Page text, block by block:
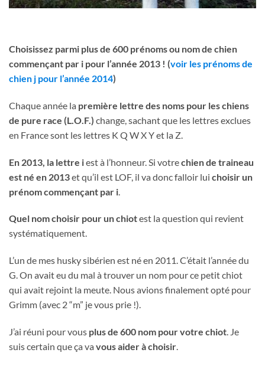
Choisissez parmi plus de 600 prénoms ou nom de chien
commençant par i pour l’année 2013 ! (voir les prénoms de
chien j pour l’année 2014)
Chaque année la première lettre des noms pour les chiens
de pure race (L.O.F.) change, sachant que les lettres exclues
en France sont les lettres K Q W X Y et la Z.
En 2013, la lettre iest à l’honneur. Si votrechien de traineau
est né en 2013et qu’il est LOF, il va donc falloir lui choisir un
prénom commençant par i
Quel nom choisir pour un chiotest la question qui revient
systématiquement.
L’un de mes husky sibérien est né en 2011. C’était l’année du
G. On avait eu du mal à trouver un nom pour ce petit chiot
qui avait rejoint la meute. Nous avions finalement opté pour
Grimm (avec 2 “m” je vous prie !).
J’ai réuni pour vous plus de 600 nom pour votre chiot. Je
suis certain que ça va vous aider à choisir.